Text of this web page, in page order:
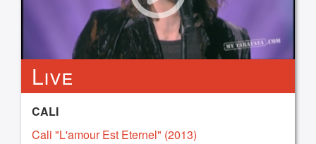
Live
CALI
Cali "L'amour Est Eternel" (2013)